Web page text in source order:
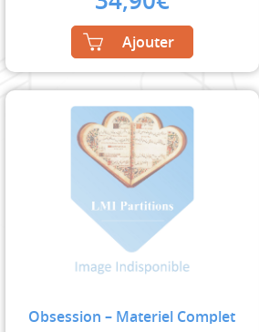
Ajouter
Obsession – Materiel Complet